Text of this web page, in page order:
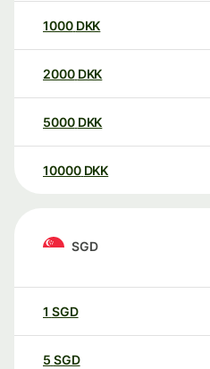
1000 DKK
2000 DKK
5000 DKK
10000 DKK
SGD
1 SGD
5 SGD